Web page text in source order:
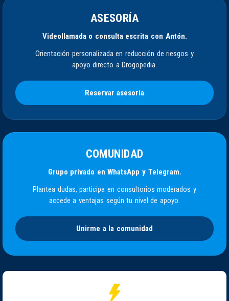
ASESORÍA
Videollamada o consulta escrita con Antón.
Orientación personalizada en reducción de riesgos y
apoyo directo a Drogopedia.
Reservar asesoría
COMUNIDAD
Grupo privado en WhatsApp y Telegram.
Plantea dudas, participa en consultorios moderados y
accede a ventajas según tu nivel de apoyo.
Unirme a la comunidad